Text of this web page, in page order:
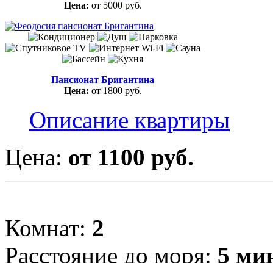
Цена: от 5000 руб.
Пансионат Бригантина
Цена: от 1800 руб.
Описание квартиры
Цена: от 1100 руб.
Комнат: 2
Расстояние до моря: 5